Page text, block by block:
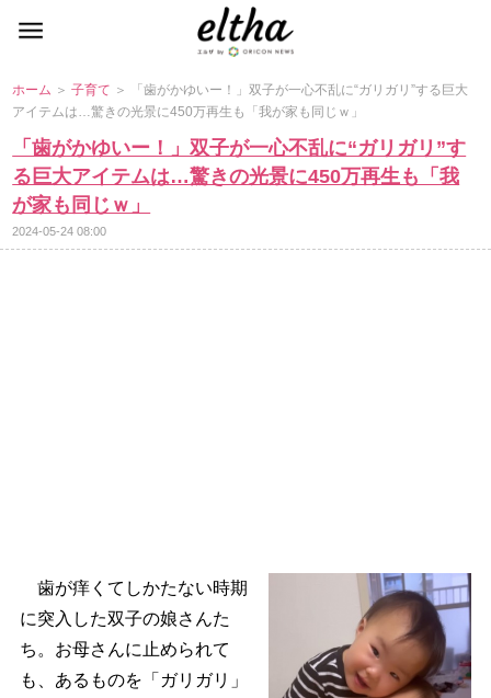
ホーム ＞子育て ＞ 「歯がかゆいー！」双子が一心不乱に“ガリガリ”する巨大
アイテムは…驚きの光景に450万再生も「我が家も同じｗ」
「歯がかゆいー！」双子が一心不乱に“ガリガリ”す
る巨大アイテムは…驚きの光景に450万再生も「我
が家も同じｗ」
2024-05-24 08:00
歯が痒くてしかたない時期
に突入した双子の娘さんた
ち。お母さんに止められて
も、あるものを「ガリガリ」